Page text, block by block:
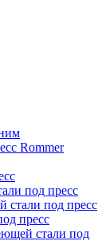
Rommer
под пресс
стали под пресс
пресс
стали под